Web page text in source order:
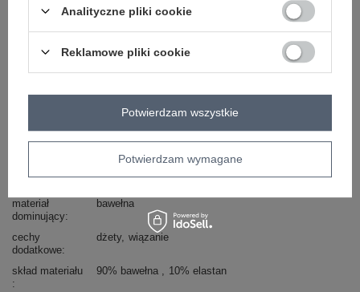
sposób prania: pranie w pralce w 30°C
okrągły
rękaw
długi rękaw
casual
materiał
dominujący
bawełna
cechy
dodatkowe
dżety wiązanie
skład materiału 90% bawełna 10% elastan
Analityczne pliki cookie
Reklamowe pliki cookie
Potwierdzam wymagane
Potwierdzam wszystkie